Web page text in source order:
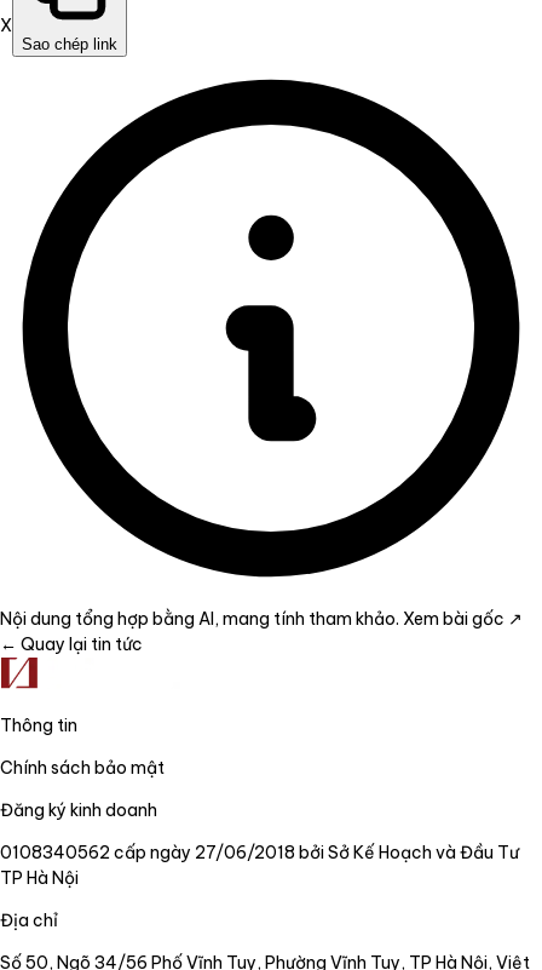
X
Sao chép link
Nội dung tổng hợp bằng AI, mang tính tham khảo. Xem bài gốc ↗
← Quay lại tin tức
Thông tin
Chính sách bảo mật
Đăng ký kinh doanh
0108340562 cấp ngày 27/06/2018 bởi Sở Kế Hoạch và Đầu Tư
TP Hà Nội
Địa chỉ
Số 50, Ngõ 34/56 Phố Vĩnh Tuy, Phường Vĩnh Tuy, TP Hà Nội, Việt